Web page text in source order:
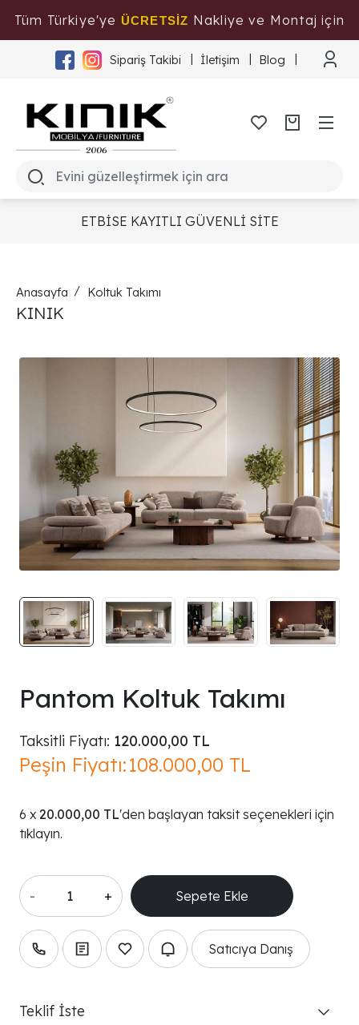
Tüm Türkiye'ye ÜCRETSİZ Nakliye ve Montaj için
Tıklayınız
Sipariş Takibi İletişim Blog
ETBİSE KAYITLI GÜVENLİ SİTE
Anasayfa Koltuk Takımı
KINIK
Pantom Koltuk Takımı
Taksitli Fiyatı: 120.000,00 TL
Peşin Fiyatı:108.000,00 TL
20.000,00 TL'den başlayan taksit seçenekleri için
tıklayın.
- +
Satıcıya Danış
Teklif İste